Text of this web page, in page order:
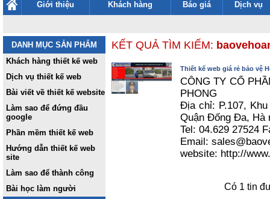
Giới thiệu Khách hàng Báo giá Dịch vụ
DANH MỤC SẢN PHẨM
Khách hàng thiết kế web
Dịch vụ thiết kế web
Bài viết về thiết kế website
Làm sao để đứng đầu
google
Phần mềm thiết kế web
Hướng dẫn thiết kế web
site
Làm sao để thành công
Bài học làm người
KẾT QUẢ TÌM KIẾM:
Thiết kế web giá rẻ bảo vệ
CÔNG TY CỔ
PHONG
Địa chỉ: P.107,
Quận Đống Đa, Hà
Tel: 04.629 27524
Email:
website: http://
Có 1 tin